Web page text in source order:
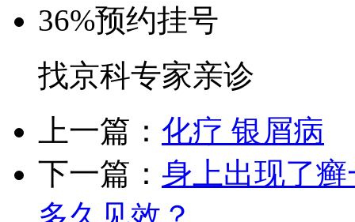
36%预约挂号
找京科专家亲诊
上一篇： 化疗 银屑病
下一篇： 身上出现了